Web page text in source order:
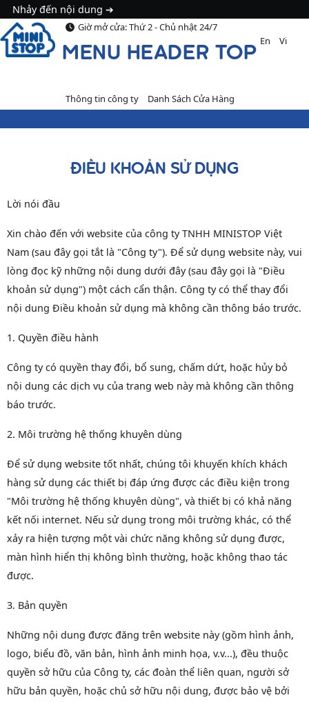
Nhảy đến nội dung
Giờ mở cửa: Thứ 2 - Chủ nhật 24/7
MENU HEADER TOP
Thông tin công ty Danh Sách Cửa Hàng
En Vi
ĐIỀU KHOẢN SỬ DỤNG
Lời nói đầu
Xin chào đến với website của công ty TNHH MINISTOP Việt
Nam (sau đây gọi tắt là "Công ty"). Để sử dụng website này, vui
lòng đọc kỹ những nội dung dưới đây (sau đây gọi là "Điều
khoản sử dụng") một cách cẩn thận. Công ty có thể thay đổi
nội dung Điều khoản sử dụng mà không cần thông báo trước.
1. Quyền điều hành
Công ty có quyền thay đổi, bổ sung, chấm dứt, hoặc hủy bỏ
nội dung các dịch vụ của trang web này mà không cần thông
báo trước.
2. Môi trường hệ thống khuyên dùng
Để sử dụng website tốt nhất, chúng tôi khuyến khích khách
hàng sử dụng các thiết bị đáp ứng được các điều kiện trong
"Môi trường hệ thống khuyên dùng", và thiết bị có khả năng
kết nối internet. Nếu sử dụng trong môi trường khác, có thể
xảy ra hiện tượng một vài chức năng không sử dụng được,
màn hình hiển thị không bình thường, hoặc không thao tác
được.
3. Bản quyền
Những nội dung được đăng trên website này (gồm hình ảnh,
logo, biểu đồ, văn bản, hình ảnh minh họa, v.v...), đều thuộc
quyền sở hữu của Công ty, các đoàn thể liên quan, người sở
hữu bản quyền, hoặc chủ sở hữu nội dung, được bảo vệ bởi